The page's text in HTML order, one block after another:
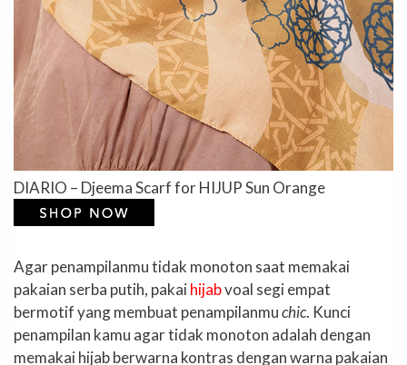
DIARIO – Djeema Scarf for HIJUP Sun Orange
Agar penampilanmu tidak monoton saat memakai
pakaian serba putih, pakaihijabvoal segi empat
bermotif yang membuat penampilanmuchic. Kunci
penampilan kamu agar tidak monoton adalah dengan
memakai hijab berwarna kontras dengan warna pakaian